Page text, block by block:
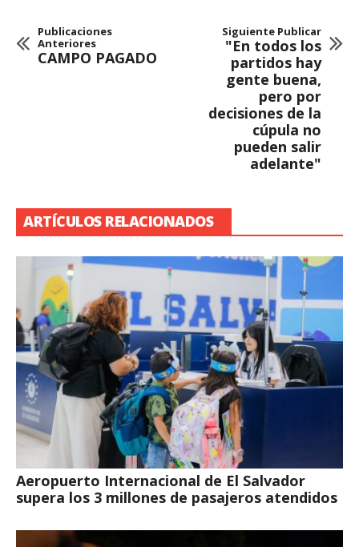
Publicaciones
Anteriores
CAMPO PAGADO
Siguiente Publicar
"En todos los
partidos hay
gente buena,
pero por
decisiones de la
cúpula no
pueden salir
adelante"
ARTÍCULOS RELACIONADOS
Aeropuerto Internacional de El Salvador
supera los 3 millones de pasajeros atendidos